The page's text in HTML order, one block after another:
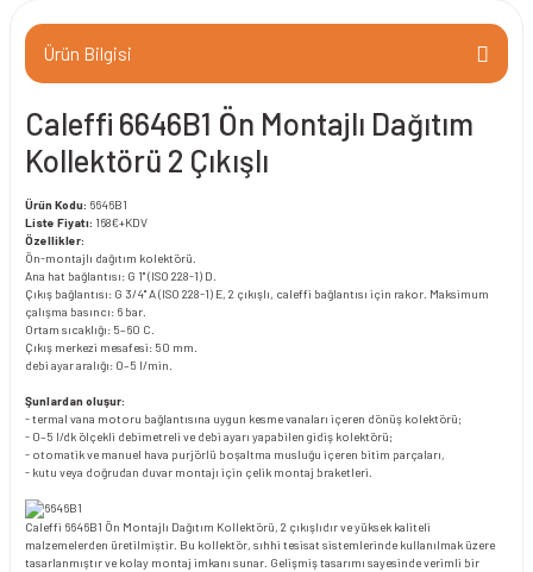
Ürün Bilgisi
Caleffi 6646B1 Ön Montajlı Dağıtım
Kollektörü 2 Çıkışlı
Ürün Kodu: 6646B1
Liste Fiyatı: 168€+KDV
Özellikler:
Ön-montajlı dağıtım kolektörü.
Ana hat bağlantısı: G 1" (ISO 228-1) D.
Çıkış bağlantısı: G 3/4" A (ISO 228-1) E, 2 çıkışlı, caleffi bağlantısı için rakor. Maksimum
çalışma basıncı: 6 bar.
Ortam sıcaklığı: 5–60 C.
Çıkış merkezi mesafesi: 50 mm.
debi ayar aralığı: 0–5 l/min.
Şunlardan oluşur:
- termal vana motoru bağlantısına uygun kesme vanaları içeren dönüş kolektörü;
- 0–5 l/dk ölçekli debimetreli ve debi ayarı yapabilen gidiş kolektörü;
- otomatik ve manuel hava purjörlü boşaltma musluğu içeren bitim parçaları,
- kutu veya doğrudan duvar montajı için çelik montaj braketleri.
Caleffi 6646B1 Ön Montajlı Dağıtım Kollektörü, 2 çıkışlıdır ve yüksek kaliteli
malzemelerden üretilmiştir. Bu kollektör, sıhhi tesisat sistemlerinde kullanılmak üzere
tasarlanmıştır ve kolay montaj imkanı sunar. Gelişmiş tasarımı sayesinde verimli bir